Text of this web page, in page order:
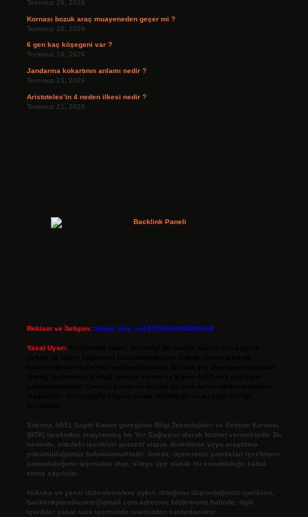
Temmuz 29, 2026
Kornası bozuk araç muayeneden geçer mi ?
Temmuz 25, 2026
6 gen kaç köşegeni var ?
Temmuz 24, 2026
Jandarma kokartının anlamı nedir ?
Temmuz 23, 2026
Aristoteles’in 4 neden ilkesi nedir ?
Temmuz 21, 2026
Reklam ve İletişim: Skype: live:.cid.575569c608265c69
Yasal Uyarı:
Sitemiz, 5651 Sayılı Kanun gereğince Bilgi Teknolojileri ve İletişim Kurumu
(BTK) tarafından onaylanmış bir Yer Sağlayıcı olarak hizmet vermektedir. Bu
nedenle, sitedeki içerikleri proaktif olarak denetleme veya araştırma
yükümlülüğümüz bulunmamaktadır. Ancak, üyelerimiz yazdıkları içeriklerin
sorumluluğunu taşımakta olup, siteye üye olarak bu sorumluluğu kabul
etmiş sayılırlar.
Hukuka ve yasal düzenlemelere aykırı olduğunu düşündüğünüz içerikleri,
backlinkpanelicomtr@gmail.com adresine bildirmeniz halinde, ilgili
içerikler yasal süre içerisinde sitemizden kaldırılacaktır.